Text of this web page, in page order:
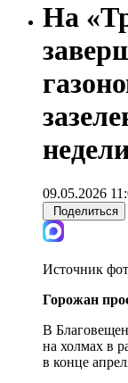
На
09.05.2026
Поделиться
Источник
Горожан
В
на холмах в
в конце